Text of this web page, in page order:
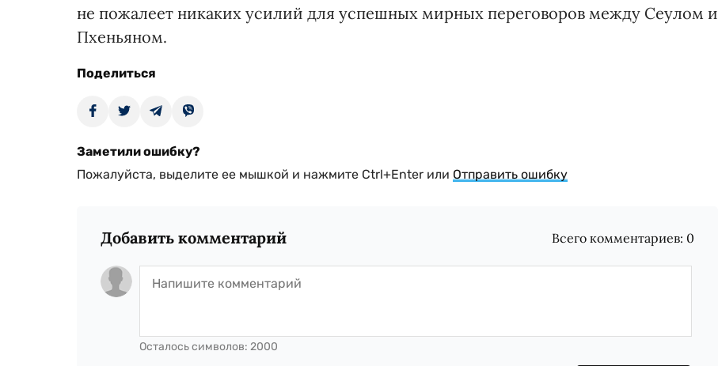
не пожалеет никаких усилий для успешных мирных переговоров между Сеулом и
Пхеньяном.
Поделиться
Заметили ошибку?
Пожалуйста, выделите ее мышкой и нажмите Ctrl+Enter или Отправить ошибку
Добавить комментарий Всего комментариев: 0
Осталось символов: 2000